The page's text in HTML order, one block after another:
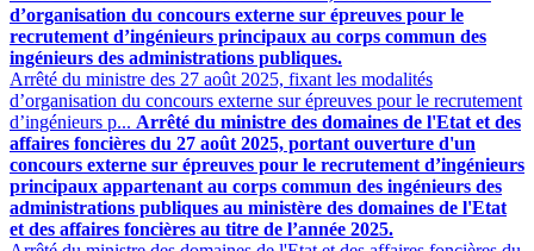
d’organisation du concours externe sur épreuves pour le
recrutement d’ingénieurs principaux au corps commun des
ingénieurs des administrations publiques.
Arrêté du ministre des 27 août 2025, fixant les modalités
d’organisation du concours externe sur épreuves pour le recrutement
d’ingénieurs p... Arrêté du ministre des domaines de l'Etat et des
affaires foncières du 27 août 2025, portant ouverture d'un
concours externe sur épreuves pour le recrutement d’ingénieurs
principaux appartenant au corps commun des ingénieurs des
administrations publiques au ministère des domaines de l'Etat
et des affaires foncières au titre de l’année 2025.